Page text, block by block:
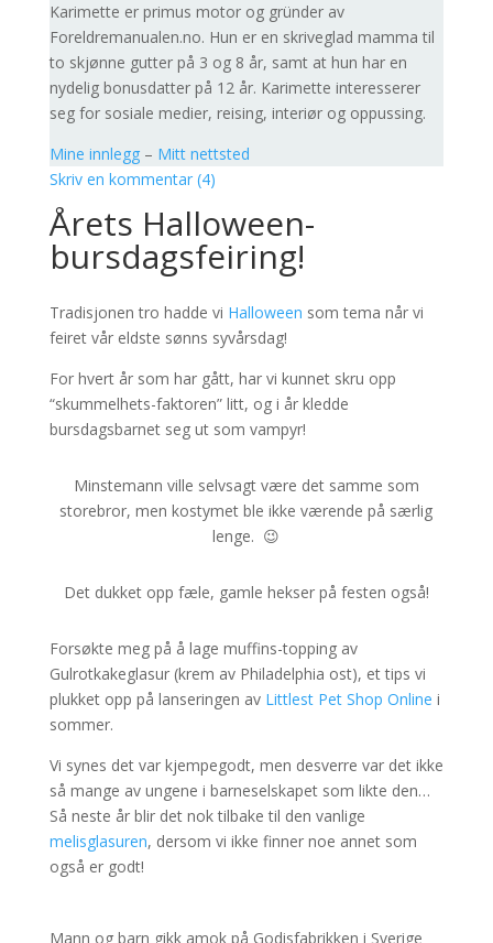
Karimette er primus motor og gründer av
Foreldremanualen.no. Hun er en skriveglad mamma til
to skjønne gutter på 3 og 8 år, samt at hun har en
nydelig bonusdatter på 12 år. Karimette interesserer
seg for sosiale medier, reising, interiør og oppussing.
Mine innlegg– Mitt nettsted
Skriv en kommentar (4)
Årets Halloween-
bursdagsfeiring!
Tradisjonen tro hadde vi Halloween som tema når vi
feiret vår eldste sønns syvårsdag!
For hvert år som har gått, har vi kunnet skru opp
“skummelhets-faktoren” litt, og i år kledde
bursdagsbarnet seg ut som vampyr!
Minstemann ville selvsagt være det samme som
storebror, men kostymet ble ikke værende på særlig
lenge. 😉
Det dukket opp fæle, gamle hekser på festen også!
Forsøkte meg på å lage muffins-topping av
Gulrotkakeglasur (krem av Philadelphia ost), et tips vi
plukket opp på lanseringen av Littlest Pet Shop Online i
sommer.
Vi synes det var kjempegodt, men desverre var det ikke
så mange av ungene i barneselskapet som likte den…
Så neste år blir det nok tilbake til den vanlige
melisglasuren, dersom vi ikke finner noe annet som
også er godt!
Mann og barn gikk amok på Godisfabrikken i Sverige